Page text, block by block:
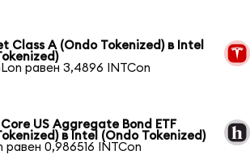
Class A (Ondo Tokenized) в Intel
равен 3,4896 INTCon
US Aggregate Bond ETF
в Intel (Ondo Tokenized)
равен 0,986516 INTCon